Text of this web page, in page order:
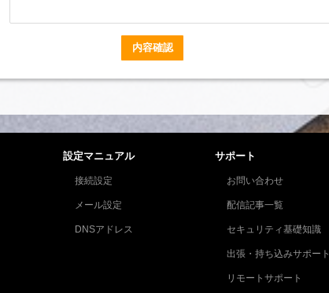
内容確認
設定マニュアル
接続設定
メール設定
DNSアドレス
サポート
お問い合わせ
配信記事一覧
セキュリティ基礎知識
出張・持ち込みサポート
リモートサポート